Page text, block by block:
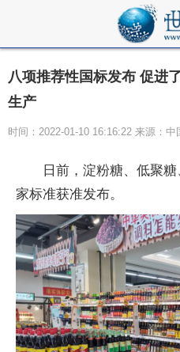
八项推荐性国标发布 促进
生产
时间：2022-01-10 16:16:22 来源：中
日前，淀粉糖、低聚
家标准获准发布。